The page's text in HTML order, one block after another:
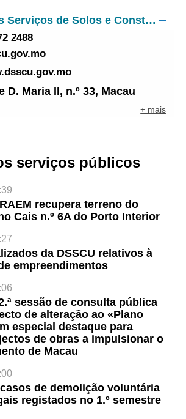
Direcção dos Serviços de Solos e Construção Urbana
2488
D. Maria II, n.º 33, Macau
+ mais
serviços públicos
recupera terreno do
Cais n.º 6A do Porto Interior
da DSSCU relativos à
empreendimentos
sessão de consulta pública
de alteração ao «Plano
especial destaque para
de obras a impulsionar o
de Macau
de demolição voluntária
registados no 1.º semestre